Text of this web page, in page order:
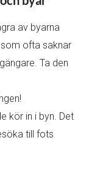
av byarna
ofta saknar
Ta den
kör in i byn. Det
till fots